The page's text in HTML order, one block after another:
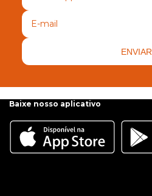
ENVIAR
Baixe nosso aplicativo